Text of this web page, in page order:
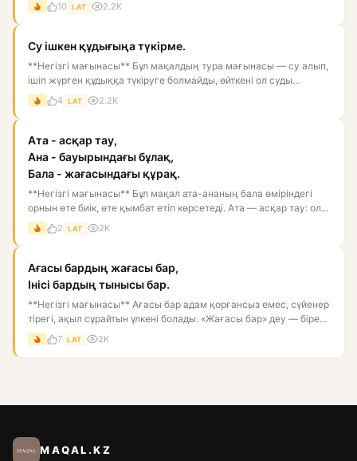
10 LAT 2.2K
Су ішкен құдығыңа түкірме.
**Негізгі мағынасы** Бұл мақалдың тура мағынасы — су алып,
ішіп жүрген құдыққа түкіруге болмайды, өйткені ол суды
ластай...
4 LAT 2.2K
Ата - асқар тау,
Ана - бауырындағы бұлақ,
Бала - жағасындағы құрақ.
**Негізгі мағынасы** Бұл мақал ата-ананың бала өміріндегі
орнын өте биік, өте қымбат етіп көрсетеді. Ата — асқар тау: ол...
2 LAT 2K
Ағасы бардың жағасы бар,
Інісі бардың тынысы бар.
**Негізгі мағынасы** Ағасы бар адам қорғансыз емес, сүйенер
тірегі, ақыл сұрайтын үлкені болады. «Жағасы бар» деу — біре...
7 LAT 2K
MAQAL.KZ